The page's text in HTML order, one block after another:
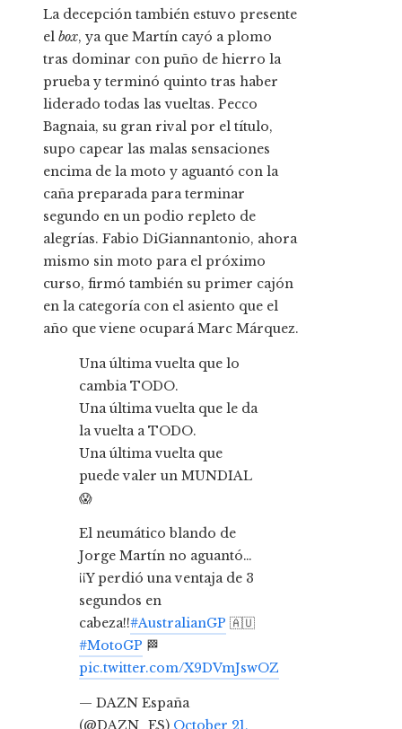
La decepción también estuvo presente
el box, ya que Martín cayó a plomo
tras dominar con puño de hierro la
prueba y terminó quinto tras haber
liderado todas las vueltas. Pecco
Bagnaia, su gran rival por el título,
supo capear las malas sensaciones
encima de la moto y aguantó con la
caña preparada para terminar
segundo en un podio repleto de
alegrías. Fabio DiGiannantonio, ahora
mismo sin moto para el próximo
curso, firmó también su primer cajón
en la categoría con el asiento que el
año que viene ocupará Marc Márquez.
Una última vuelta que lo
cambia TODO.
Una última vuelta que le da
la vuelta a TODO.
Una última vuelta que
puede valer un MUNDIAL
😱
El neumático blando de
Jorge Martín no aguantó…
¡¡Y perdió una ventaja de 3
segundos en
cabeza!!#AustralianGP 🇦🇺
#MotoGP 🏁
pic.twitter.com/X9DVmJswOZ
— DAZN España
(@DAZN_ES) October 21,